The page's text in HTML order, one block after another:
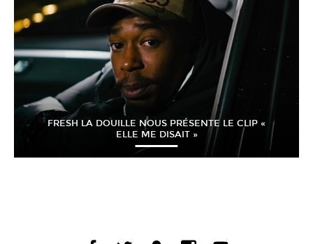
FRESH LA DOUILLE NOUS PRÉSENTE LE CLIP «
ELLE ME DISAIT »